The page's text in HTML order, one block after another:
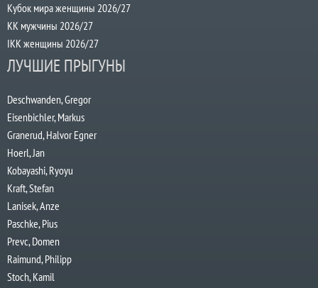
Кубок мира женщины 2026/27
КК мужчины 2026/27
IKK женщины 2026/27
ЛУЧШИЕ ПРЫГУНЫ
Deschwanden, Gregor
Eisenbichler, Markus
Granerud, Halvor Egner
Hoerl, Jan
Kobayashi, Ryoyu
Kraft, Stefan
Lanisek, Anze
Paschke, Pius
Prevc, Domen
Raimund, Philipp
Stoch, Kamil